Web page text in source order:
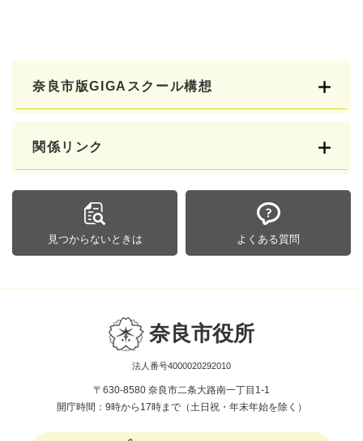
奈良市版GIGAスクール構想
関係リンク
見つからないときは よくある質問
奈良市役所
法人番号4000020292010
〒630-8580 奈良市二条大路南一丁目1-1
開庁時間：9時から17時まで（土日祝・年末年始を除く）